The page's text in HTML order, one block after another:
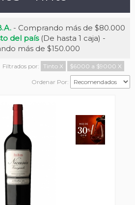
- Comprando más de $80.000
del país(De hasta 1 caja) -
más de $150.000
Filtrados por: Tinto X $6000 a $9000 X
Ordenar Por: